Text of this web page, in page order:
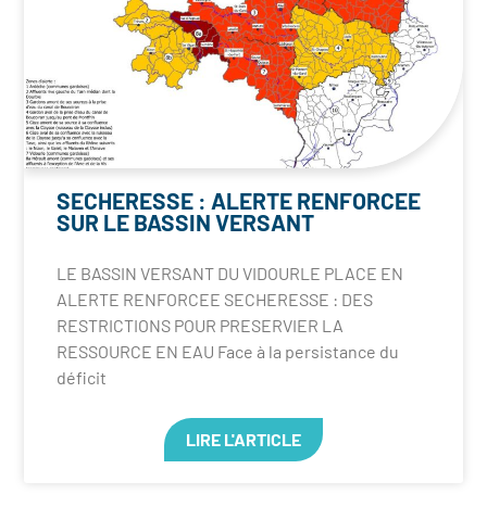
SECHERESSE : ALERTE RENFORCEE
SUR LE BASSIN VERSANT
LE BASSIN VERSANT DU VIDOURLE PLACE EN
ALERTE RENFORCEE SECHERESSE : DES
RESTRICTIONS POUR PRESERVIER LA
RESSOURCE EN EAU Face à la persistance du
déficit
LIRE L'ARTICLE